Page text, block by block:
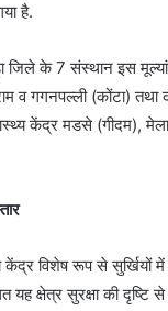
है.
जिले के 7 संस्थान इस
व गगनपल्ली (कोंटा)
केंद्र मडसे (गीदम),
केंद्र विशेष रूप से
क्षेत्र सुरक्षा की दृष्टि